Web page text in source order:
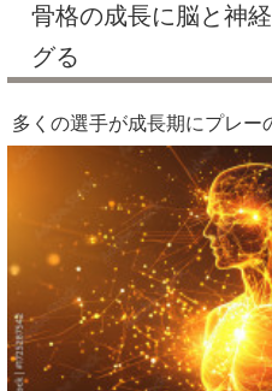
骨格の成長に脳と神
グる
多くの選手が成長期にプレー